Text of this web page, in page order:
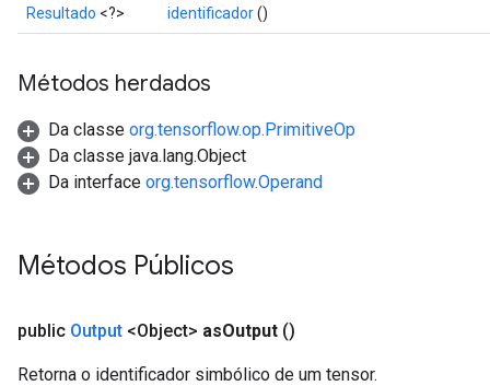
Resultado <?> identificador()
Métodos herdados
Da classe org.tensorflow.op.PrimitiveOp
Da classe java.lang.Object
Da interface org.tensorflow.Operand
Métodos Públicos
public Output <Object> asOutput ()
Retorna o identificador simbólico de um tensor.